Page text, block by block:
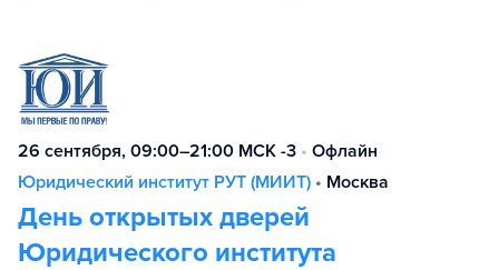
26 сентября, 09:00–21:00 МСК -3 • Офлайн
Юридический институт РУТ (МИИТ) • Москва
День открытых дверей
Юридического института